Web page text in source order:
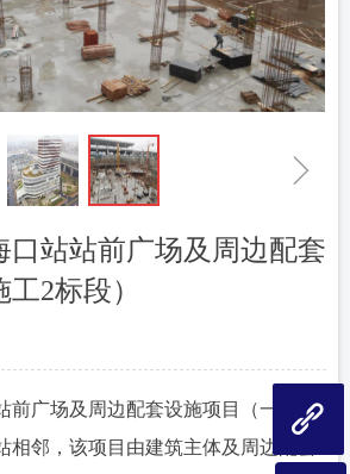
ꁇ
口站站前广场及周边配套
2标段）
前广场及周边配套设施项目（一期）
相邻，该项目由建筑主体及周边配套
끑